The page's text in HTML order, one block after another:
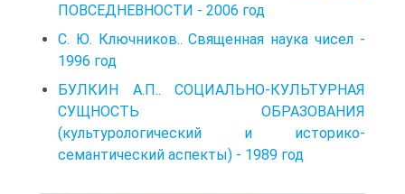
ПОВСЕДНЕВНОСТИ - 2006 год
С. Ю. Ключников.. Священная наука чисел -
1996 год
БУЛКИН А.П.. СОЦИАЛЬНО-КУЛЬТУРНАЯ
СУЩНОСТЬ ОБРАЗОВАНИЯ
(культурологический и историко-
семантический аспекты) - 1989 год